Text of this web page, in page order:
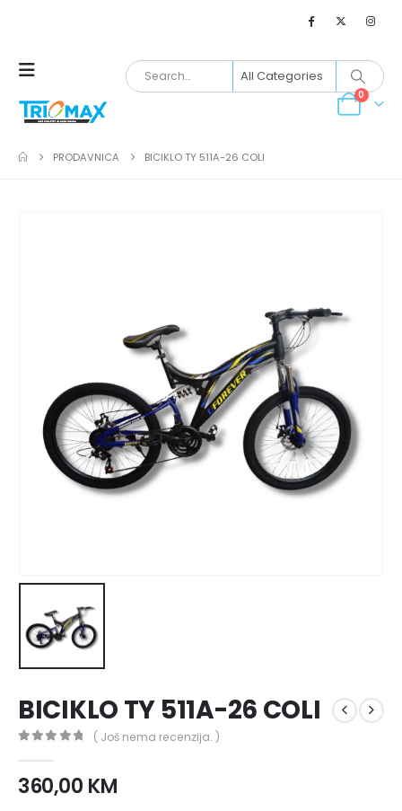
0
PRODAVNICA BICIKLO TY 511A-26 COLI
BICIKLO TY 511A-26 COLI
( Još nema recenzija. )
360,00 KM